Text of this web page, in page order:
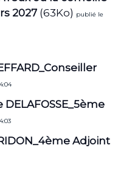
2027 (63Ko) publié le
Adjoint